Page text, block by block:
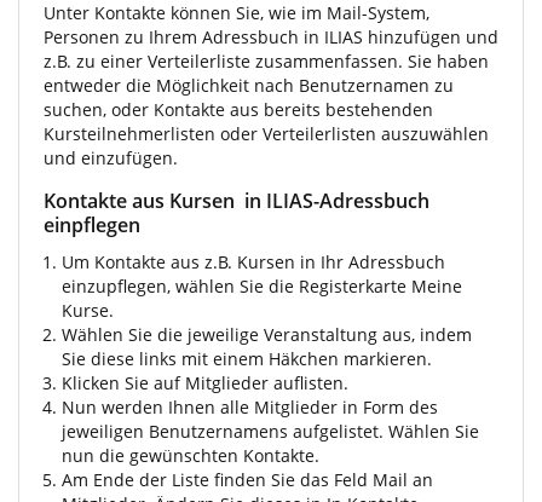
Unter Kontakte können Sie, wie im Mail-System,
Personen zu Ihrem Adressbuch in ILIAS hinzufügen und
z.B. zu einer Verteilerliste zusammenfassen. Sie haben
entweder die Möglichkeit nach Benutzernamen zu
suchen, oder Kontakte aus bereits bestehenden
Kursteilnehmerlisten oder Verteilerlisten auszuwählen
und einzufügen.
Kontakte aus Kursen in ILIAS-Adressbuch
einpflegen
Um Kontakte aus z.B. Kursen in Ihr Adressbuch
einzupflegen, wählen Sie die Registerkarte Meine
Kurse.
Wählen Sie die jeweilige Veranstaltung aus, indem
Sie diese links mit einem Häkchen markieren.
Klicken Sie auf Mitglieder auflisten.
Nun werden Ihnen alle Mitglieder in Form des
jeweiligen Benutzernamens aufgelistet. Wählen Sie
nun die gewünschten Kontakte.
Am Ende der Liste finden Sie das Feld Mail an